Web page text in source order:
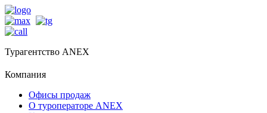
Турагентство ANEX
Компания
Офисы продаж
О туроператоре ANEX